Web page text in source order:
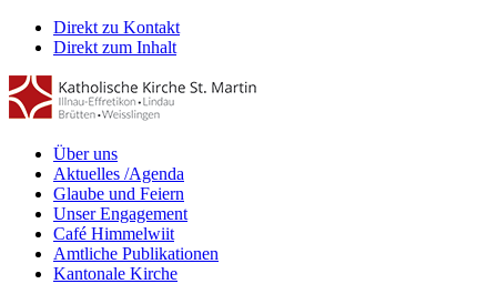
Direkt zu Kontakt
Direkt zum Inhalt
Über uns
Aktuelles /Agenda
Glaube und Feiern
Unser Engagement
Café Himmelwiit
Amtliche Publikationen
Kantonale Kirche